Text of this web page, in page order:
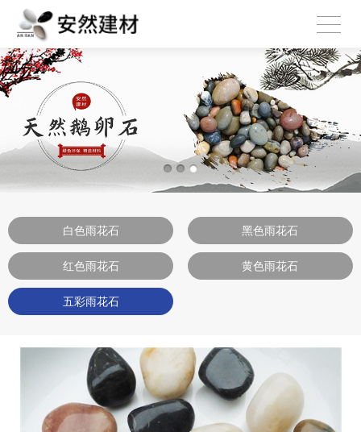
白色雨花石 黑色雨花石
红色雨花石 黄色雨花石
五彩雨花石